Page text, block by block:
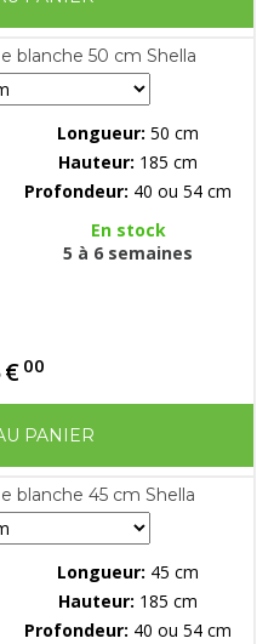
blanche 50 cm Shella
Longueur: 50 cm
Hauteur: 185 cm
Profondeur: 40 ou 54 cm
En stock
5 à 6 semaines
€ 00
PANIER
blanche 45 cm Shella
Longueur: 45 cm
Hauteur: 185 cm
Profondeur: 40 ou 54 cm